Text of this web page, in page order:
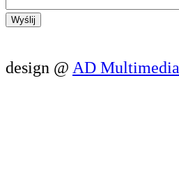
design @ AD Multimedia